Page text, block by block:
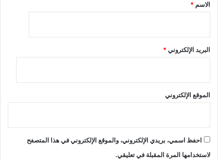
الاسم *
البريد الإلكتروني*
الموقع الإلكتروني
احفظ اسمي، بريدي الإلكتروني، والموقع الإلكتروني في هذا المتصفح
لاستخدامها المرة المقبلة في تعليقي.